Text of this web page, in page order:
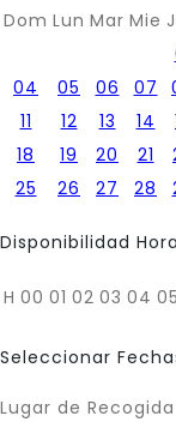
Dom Lun Mar Mie
04
05 06 07
11
12 13 14
18
19 20 21
25
26 27 28
Disponibilidad
H 00 01 02 03 04 05
Seleccionar
Lugar de Recogida